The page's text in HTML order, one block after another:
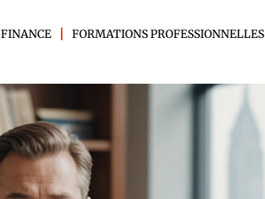
FINANCE FORMATIONS PROFESSIONNELLES